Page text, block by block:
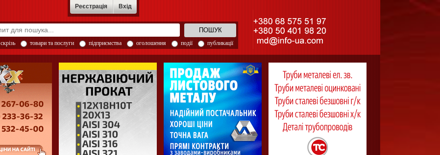
Реєстрація Вхід
скрізь товари та послуги підприємства оголошення події публикації